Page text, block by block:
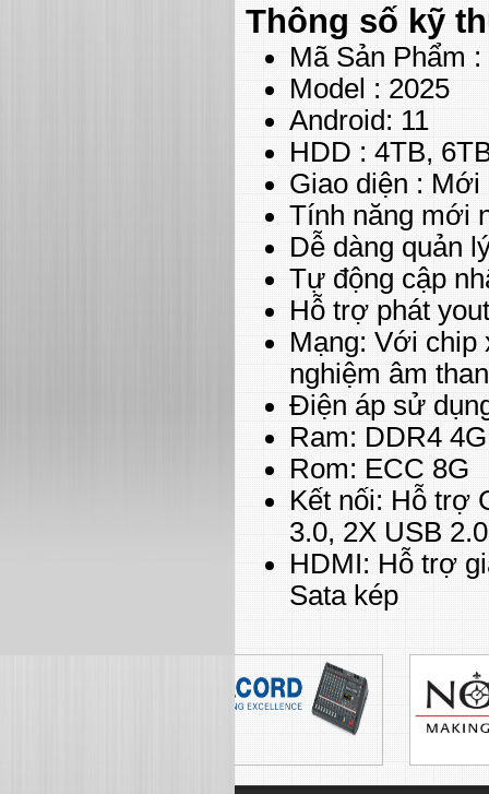
Thông số kỹ
Mã Sản Phẩm
Model : 2025
Android: 11
HDD : 4TB,
Giao diện : Mới
Tính năng mới
Dễ dàng quản
Tự động cập
Hỗ trợ phát
Mạng: Với chip
nghiệm âm
Điện áp sử
Ram: DDR4
Rom: ECC 8G
Kết nối: Hỗ trợ
3.0, 2X USB 2.0
HDMI: Hỗ trợ
Sata kép